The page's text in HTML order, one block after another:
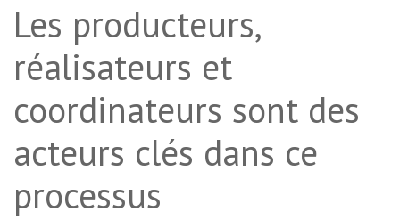
Les producteurs,
réalisateurs et
coordinateurs sont des
acteurs clés dans ce
processus